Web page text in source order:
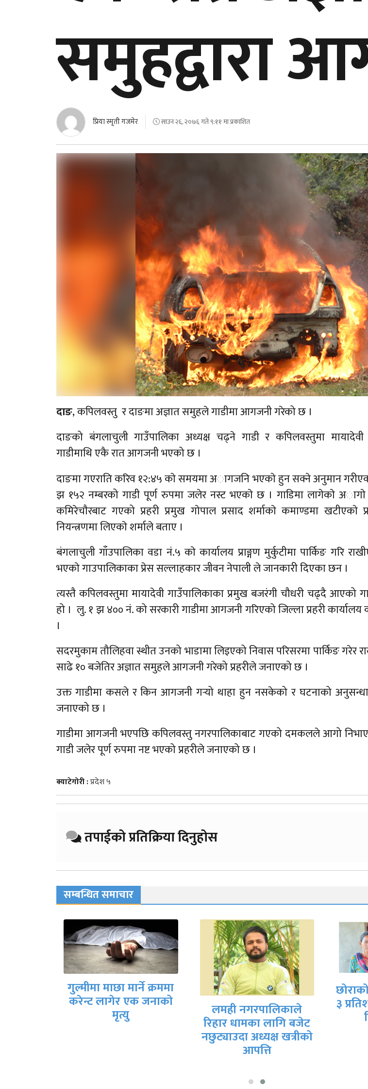
समुहद्वारा
प्रिया स्मृती गजमेर साउन २६, २०७६ गते ९:११ मा प्रकाशित
दाङ, कपिलवस्तु र दाङमा अज्ञात समुहले गाडीमा आगजनी गरेको छ ।
दाङको बंगलाचुली गाउँपालिका अध्यक्ष चढ्ने गाडी र कपिलवस्तुमा मायादेवी
गाडीमाथि एकै रात आगजनी भएको छ ।
दाङमा गएराति करिव १२:४५ काे समयमा अागजनि भएकाे हुन सक्ने अनुमान
झ १५२ नम्बरको गाडी पूर्ण रुपमा जलेर नस्ट भएकाे छ । गाडिमा लागेकाे अागाे
कमिरेचाैरबाट गएको प्रहरी प्रमुख गाेपाल प्रसाद शर्माकाे कमाण्डमा खटीएकाे
नियन्त्रणमा लिएकाे शर्माले बताए ।
बंगलाचुली गाँउपालिका वडा नं.५ काे कार्यालय प्राङ्गण मुर्कुटीमा पार्किङ गरि
भएकाे गाउपालिकाका प्रेस सल्लाहकार जीवन नेपाली ले जानकारी दिएका छन ।
त्यस्तै कपिलवस्तुमा मायादेवी गाउँपालिकाका प्रमुख बजरंगी चौधरी चढ्दै आएको
हो । लु. १ झ ४०० नं. को सरकारी गाडीमा आगजनी गरिएको जिल्ला प्रहरी
।
सदरमुकाम तौलिहवा स्थीत उनको भाडामा लिइएको निवास परिसरमा पार्किङ गरेर
साढे १० बजेतिर अज्ञात समुहले आगजनी गरेको प्रहरीले जनाएको छ ।
उक्त गाडीमा कसले र किन आगजनी गर्‍यो थाहा हुन नसकेको र घटनाको
जनाएको छ ।
गाडीमा आगजनी भएपछि कपिलवस्तु नगरपालिकाबाट गएको दमकलले आगो
गाडी जलेर पूर्ण रुपमा नष्ट भएको प्रहरीले जनाएको छ ।
क्याटेगोरी :प्रदेश ५
तपाईको प्रतिक्रिया दिनुहोस
सम्बन्धित समाचार
लमही नगरपालिकाले
रिहार धामका लागि बजेट
छोराको शुल्क तिर्न मासिक
३ प्रतिशत ब्याजमा आमाको
तिलहरी धितो